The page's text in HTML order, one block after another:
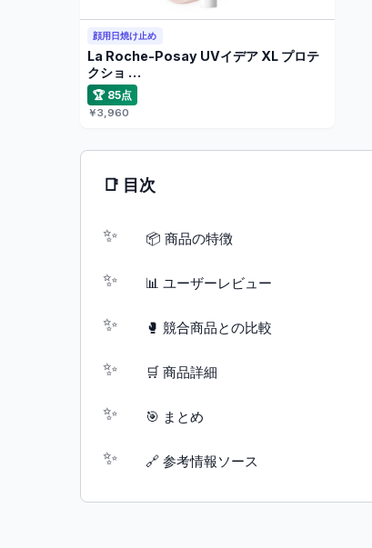
顔用日焼け止め
La Roche-Posay UVイデア XL プロテ
クショ …
🏆 85点
￥3,960
📑 目次
📦 商品の特徴
📊 ユーザーレビュー
🥊 競合商品との比較
🛒 商品詳細
🎯 まとめ
🔗 参考情報ソース